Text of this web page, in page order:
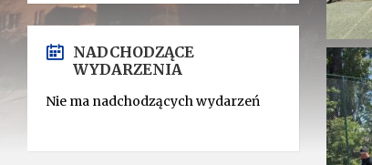
NADCHODZĄCE
WYDARZENIA
Nie ma nadchodzących wydarzeń